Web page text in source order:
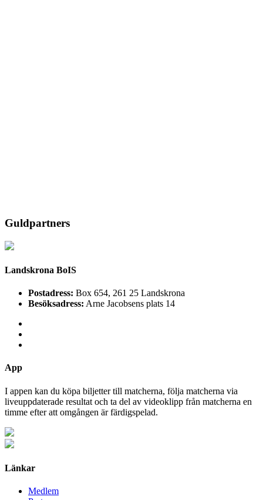
Guldpartners
Landskrona BoIS
Postadress: Box 654, 261 25 Landskrona
Besöksadress: Arne Jacobsens plats 14
App
I appen kan du köpa biljetter till matcherna, följa matcherna via
liveuppdaterade resultat och ta del av videoklipp från matcherna en
timme efter att omgången är färdigspelad.
Länkar
Medlem